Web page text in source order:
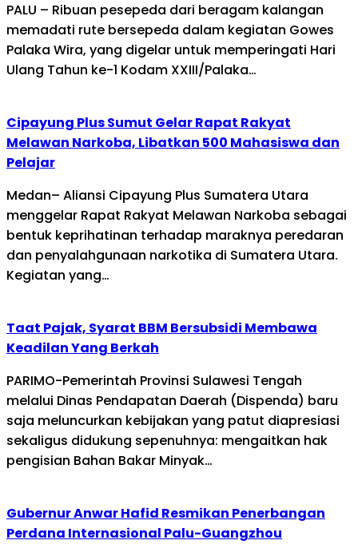
PALU – Ribuan pesepeda dari beragam kalangan
memadati rute bersepeda dalam kegiatan Gowes
Palaka Wira, yang digelar untuk memperingati Hari
Ulang Tahun ke-1 Kodam XXIII/Palaka…
Cipayung Plus Sumut Gelar Rapat Rakyat
Melawan Narkoba, Libatkan 500 Mahasiswa dan
Pelajar
Medan– Aliansi Cipayung Plus Sumatera Utara
menggelar Rapat Rakyat Melawan Narkoba sebagai
bentuk keprihatinan terhadap maraknya peredaran
dan penyalahgunaan narkotika di Sumatera Utara.
Kegiatan yang…
Taat Pajak, Syarat BBM Bersubsidi Membawa
Keadilan Yang Berkah
PARIMO-Pemerintah Provinsi Sulawesi Tengah
melalui Dinas Pendapatan Daerah (Dispenda) baru
saja meluncurkan kebijakan yang patut diapresiasi
sekaligus didukung sepenuhnya: mengaitkan hak
pengisian Bahan Bakar Minyak…
Gubernur Anwar Hafid Resmikan Penerbangan
Perdana Internasional Palu-Guangzhou